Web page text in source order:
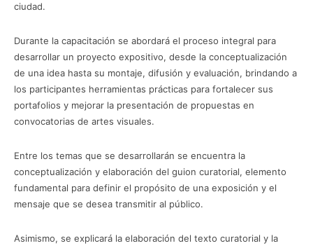
ciudad.
Durante la capacitación se abordará el proceso integral para
desarrollar un proyecto expositivo, desde la conceptualización
de una idea hasta su montaje, difusión y evaluación, brindando a
los participantes herramientas prácticas para fortalecer sus
portafolios y mejorar la presentación de propuestas en
convocatorias de artes visuales.
Entre los temas que se desarrollarán se encuentra la
conceptualización y elaboración del guion curatorial, elemento
fundamental para definir el propósito de una exposición y el
mensaje que se desea transmitir al público.
Asimismo, se explicará la elaboración del texto curatorial y la